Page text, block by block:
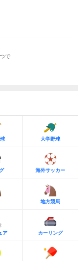
で
大学野球
海外サッカー
地方競馬
ア カーリング